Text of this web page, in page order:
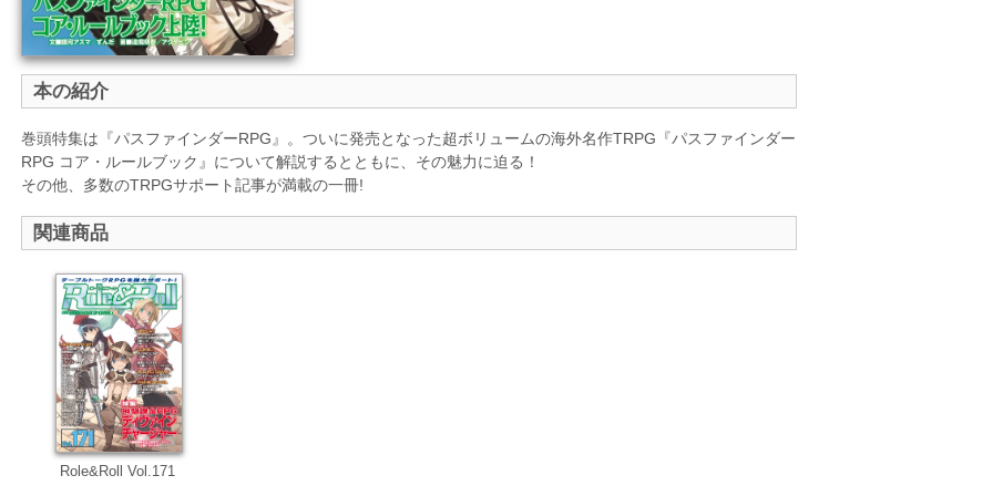
本の紹介
巻頭特集は『パスファインダーRPG』。ついに発売となった超ボリュームの海外名作TRPG『パスファインダー
RPG コア・ルールブック』について解説するとともに、その魅力に迫る！
その他、多数のTRPGサポート記事が満載の一冊!
関連商品
Role&Roll Vol.171